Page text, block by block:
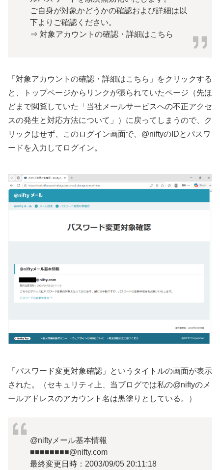
ご自身が対象かどうかの確認および詳細は以
下よりご確認ください。
⇒ 対象アカウントの確認・詳細はこちら
「対象アカウントの確認・詳細はこちら」をクリックする
と、トップページからリンクが張られていたページ（先ほ
どまで閲覧していた「当社メールサービスへの不正アクセ
スの発生と対応方法について」）に戻ってしまうので、ク
リックはせず、このログイン画面で、@niftyのIDとパスワ
ードを入力してログイン。
「パスワード変更対象確認」というタイトルの画面が表示
された。（セキュリティ上、当ブログでは私の@niftyのメ
ールアドレスのアカウント名は黒塗りとしている。）
@niftyメール基本情報
■■■■■■■■@nifty.com
最終変更日時：2003/09/05 20:11:18